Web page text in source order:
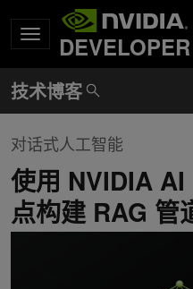
DEVELOPER
对话式人工智能
使用 NVIDIA
点构建 RAG 管